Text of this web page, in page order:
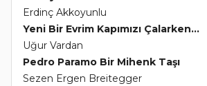
Erdinç Akkoyunlu
Yeni Bir Evrim Kapımızı Çalarken...
Uğur Vardan
Pedro Paramo Bir Mihenk Taşı
Sezen Ergen Breitegger